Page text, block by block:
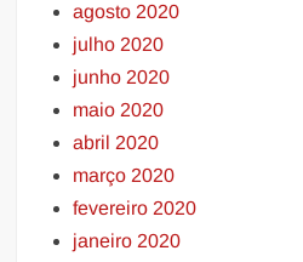
agosto 2020
julho 2020
junho 2020
maio 2020
abril 2020
março 2020
fevereiro 2020
janeiro 2020